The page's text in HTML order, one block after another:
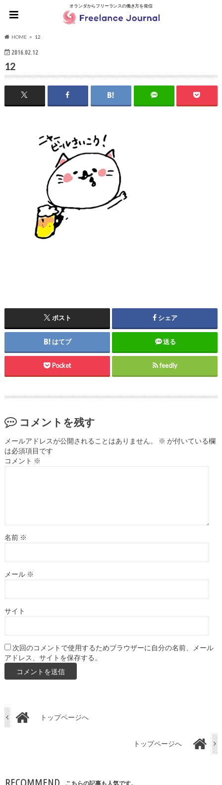
オランダからフリーランスの働き方を発信
HOME 12
2016.02.12
12
ポスト シェア
はてブ 送る
Pocket feedly
コメントを残す
メールアドレスが公開されることはありません。 ※ が付いている欄
は必須項目です
コメント ※
名前 ※
メール ※
サイト
次回のコメントで使用するためブラウザーに自分の名前、メール
アドレス、サイトを保存する。
トップページへ
トップページへ
RECOMMEND こちらの記事も人気です。